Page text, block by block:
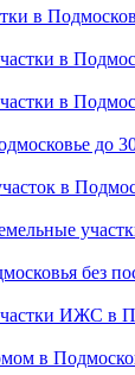
в
в
в
до
в
без
ИЖС в
в